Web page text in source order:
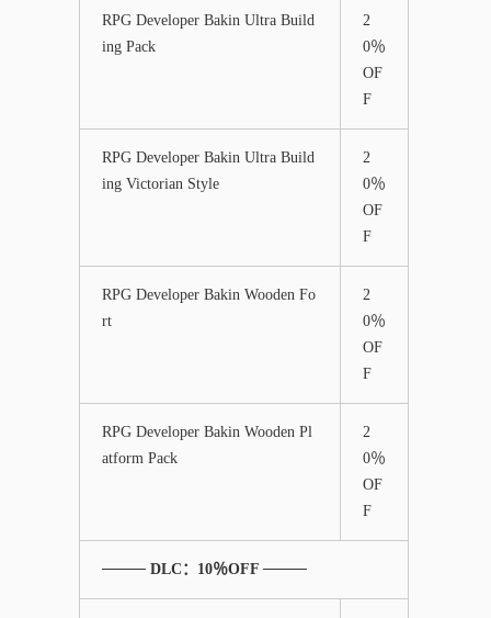
RPG Developer Bakin Ultra Build
ing Pack
2
0％
OF
F
RPG Developer Bakin Ultra Build
ing Victorian Style
2
0％
OF
F
RPG Developer Bakin Wooden Fo
rt
2
0％
OF
F
RPG Developer Bakin Wooden Pl
atform Pack
2
0％
OF
F
──── DLC：10％OFF ────